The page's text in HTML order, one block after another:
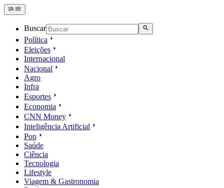
Buscar
Política
Eleições
Internacional
Nacional
Agro
Infra
Esportes
Economia
CNN Money
Inteligência Artificial
Pop
Saúde
Ciência
Tecnologia
Lifestyle
Viagem & Gastronomia